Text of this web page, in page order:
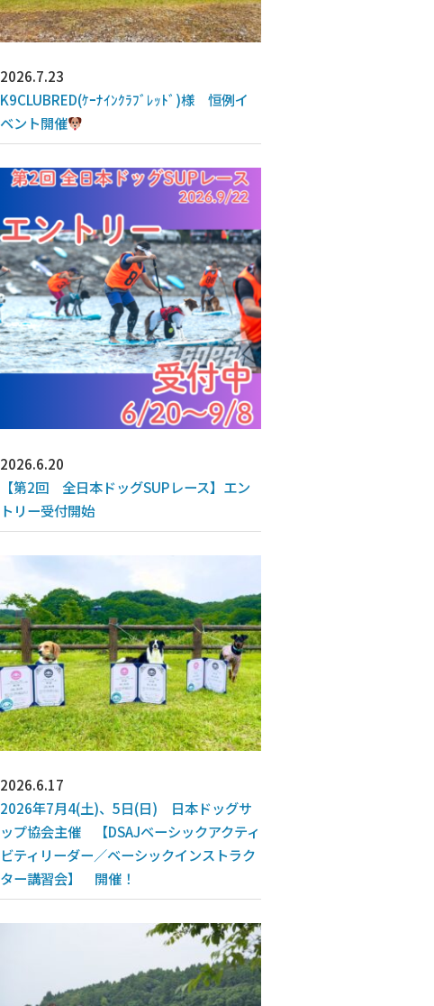
2026.7.23
K9CLUBRED(ｹｰﾅｲﾝｸﾗﾌﾞﾚｯﾄﾞ)様 恒例イ
ベント開催
2026.6.20
【第2回 全日本ドッグSUPレース】エン
トリー受付開始
2026.6.17
2026年7月4(土)、5日(日) 日本ドッグサ
ップ協会主催 【DSAJベーシックアクティ
ビティリーダー／ベーシックインストラク
ター講習会】 開催！